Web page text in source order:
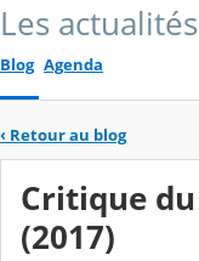
Les
Blog Agenda
‹ Retour au blog
Critique
(2017)